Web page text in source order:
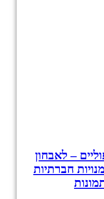
– לאבחון
חברתיות